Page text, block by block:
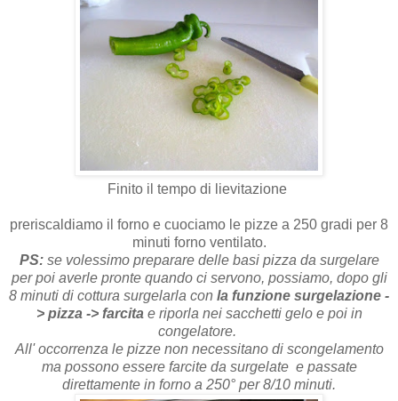
Finito il tempo di lievitazione
preriscaldiamo il forno e cuociamo le pizze a 250 gradi per 8
minuti forno ventilato.
PS: se volessimo preparare delle basi pizza da surgelare
per poi averle pronte quando ci servono, possiamo, dopo gli
8 minuti di cottura surgelarla con la funzione surgelazione -
> pizza -> farcita e riporla nei sacchetti gelo e poi in
congelatore.
All' occorrenza le pizze non necessitano di scongelamento
ma possono essere farcite da surgelate e passate
direttamente in forno a 250° per 8/10 minuti.